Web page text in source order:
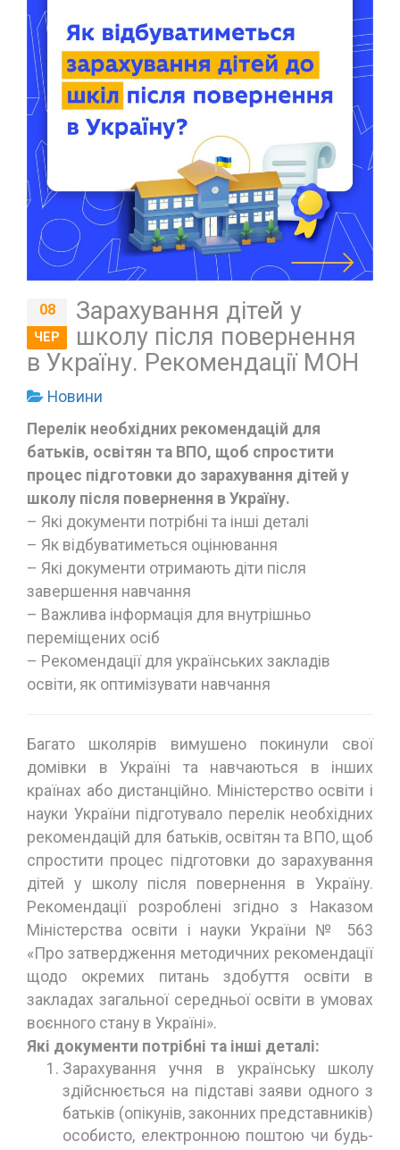
08
ЧЕР
Зарахування дітей у
школу після повернення
в Україну. Рекомендації МОН
Новини
Перелік необхідних рекомендацій для
батьків, освітян та ВПО, щоб спростити
процес підготовки до зарахування дітей у
школу після повернення в Україну.
– Які документи потрібні та інші деталі
– Як відбуватиметься оцінювання
– Які документи отримають діти після
завершення навчання
– Важлива інформація для внутрішньо
переміщених осіб
– Рекомендації для українських закладів
освіти, як оптимізувати навчання
Багато школярів вимушено покинули свої
домівки в Україні та навчаються в інших
країнах або дистанційно. Міністерство освіти і
науки України підготувало перелік необхідних
рекомендацій для батьків, освітян та ВПО, щоб
спростити процес підготовки до зарахування
дітей у школу після повернення в Україну.
Рекомендації розроблені згідно з Наказом
Міністерства освіти і науки України № 563
«Про затвердження методичних рекомендації
щодо окремих питань здобуття освіти в
закладах загальної середньої освіти в умовах
воєнного стану в Україні».
Які документи потрібні та інші деталі:
Зарахування учня в українську школу
здійснюється на підставі заяви одного з
батьків (опікунів, законних представників)
особисто, електронною поштою чи будь-